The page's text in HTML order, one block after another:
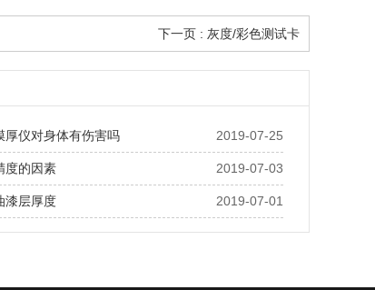
下一页 : 灰度/彩色测试卡
2019-07-25
厚仪对身体有伤害吗
2019-07-03
度的因素
2019-07-01
漆层厚度